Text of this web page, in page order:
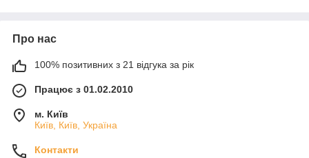
Про нас
100% позитивних з 21 відгука за рік
Працює з 01.02.2010
м. Київ
Київ, Київ, Україна
Контакти